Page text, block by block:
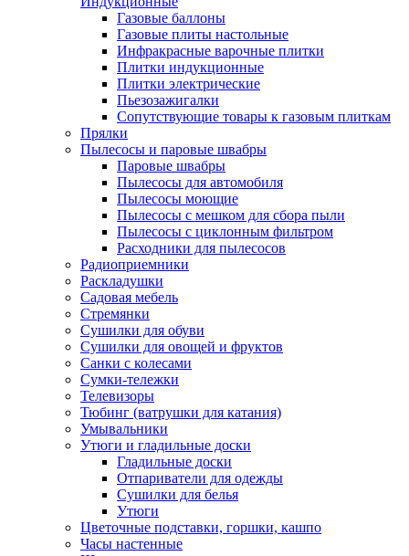
Газовые баллоны
Газовые плиты настольные
Инфракрасные варочные плитки
Плитки индукционные
Плитки электрические
Пьезозажигалки
Сопутствующие товары к газовым плиткам
Прялки
Пылесосы и паровые швабры
Паровые швабры
Пылесосы для автомобиля
Пылесосы моющие
Пылесосы с мешком для сбора пыли
Пылесосы с циклонным фильтром
Расходники для пылесосов
Радиоприемники
Раскладушки
Садовая мебель
Стремянки
Сушилки для обуви
Сушилки для овощей и фруктов
Санки с колесами
Сумки-тележки
Телевизоры
Тюбинг (ватрушки для катания)
Умывальники
Утюги и гладильные доски
Гладильные доски
Отпариватели для одежды
Сушилки для белья
Утюги
Цветочные подставки, горшки, кашпо
Часы настенные